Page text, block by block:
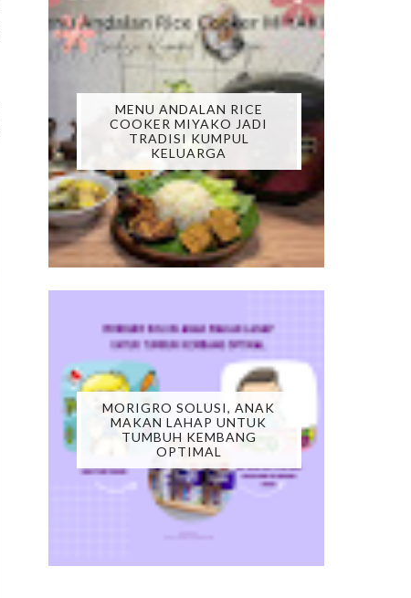
MENU ANDALAN RICE
COOKER MIYAKO JADI
TRADISI KUMPUL
KELUARGA
MORIGRO SOLUSI, ANAK
MAKAN LAHAP UNTUK
TUMBUH KEMBANG
OPTIMAL